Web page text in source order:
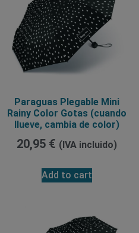
Paraguas Plegable Mini
Rainy Color Gotas (cuando
llueve, cambia de color)
20,95 € (IVA incluido)
Add to cart